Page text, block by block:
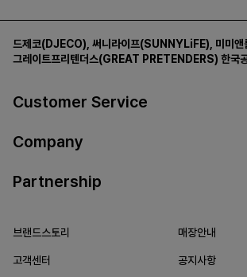
드제코(DJECO) 써니라이프(SUNNYLiFE) 미미
그레이트프리텐더스(GREAT PRETENDERS) 한국
Customer Service
Company
Partnership
브랜드스토리 매장안내
고객센터 공지사항